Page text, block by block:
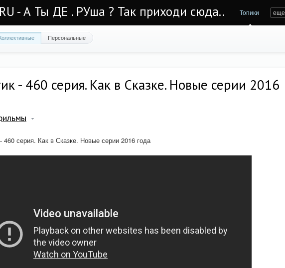
- А Ты ДЕ . РУша ? Так приходи сюда.. Топики еще
Персональные
- 460 серия. Как в Сказке. Новые серии 2016
серия. Как в Сказке. Новые серии 2016 года